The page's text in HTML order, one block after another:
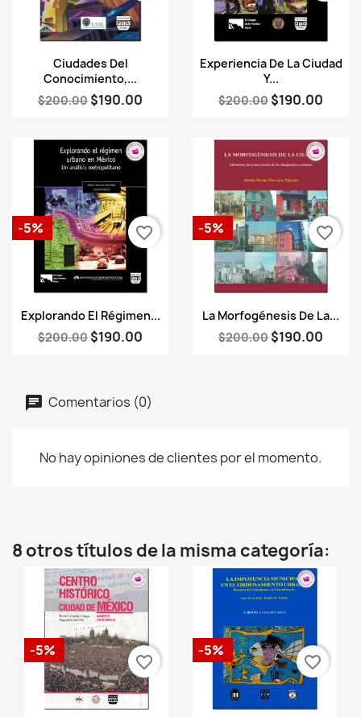
Vista rápida
Ciudades Del
Conocimiento,...
$200.00 $190.00
Vista rápida
Experiencia De La Ciudad
Y...
$200.00 $190.00
Vista rápida
Explorando El Régimen...
$200.00 $190.00
-5% favorite_border
Vista rápida
La Morfogénesis De La...
$200.00 $190.00
-5% favorite_border
Comentarios (0)
No hay opiniones de clientes por el momento.
8 otros títulos de la misma categoría:
-5%
favorite_border
-5%
favorite_border